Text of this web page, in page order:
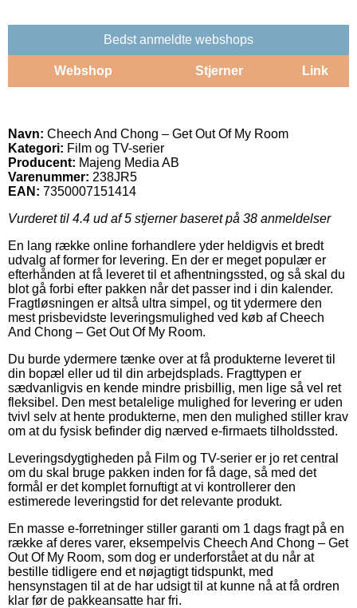
Bedst anmeldte webshops
Webshop Stjerner Link
Navn: Cheech And Chong – Get Out Of My Room
Kategori: Film og TV-serier
Producent: Majeng Media AB
Varenummer: 238JR5
EAN: 7350007151414
Vurderet til 4.4 ud af 5 stjerner baseret på 38 anmeldelser
En lang række online forhandlere yder heldigvis et bredt
udvalg af former for levering. En der er meget populær er
efterhånden at få leveret til et afhentningssted, og så skal du
blot gå forbi efter pakken når det passer ind i din kalender.
Fragtløsningen er altså ultra simpel, og tit ydermere den
mest prisbevidste leveringsmulighed ved køb af Cheech
And Chong – Get Out Of My Room.
Du burde ydermere tænke over at få produkterne leveret til
din bopæl eller ud til din arbejdsplads. Fragttypen er
sædvanligvis en kende mindre prisbillig, men lige så vel ret
fleksibel. Den mest betalelige mulighed for levering er uden
tvivl selv at hente produkterne, men den mulighed stiller krav
om at du fysisk befinder dig nærved e-firmaets tilholdssted.
Leveringsdygtigheden på Film og TV-serier er jo ret central
om du skal bruge pakken inden for få dage, så med det
formål er det komplet fornuftigt at vi kontrollerer den
estimerede leveringstid for det relevante produkt.
En masse e-forretninger stiller garanti om 1 dags fragt på en
række af deres varer, eksempelvis Cheech And Chong – Get
Out Of My Room, som dog er underforstået at du når at
bestille tidligere end et nøjagtigt tidspunkt, med
hensynstagen til at de har udsigt til at kunne nå at få ordren
klar før de pakkeansatte har fri.